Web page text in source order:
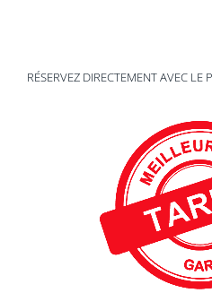
RÉSERVEZ DIRECTEMENT AVEC LE